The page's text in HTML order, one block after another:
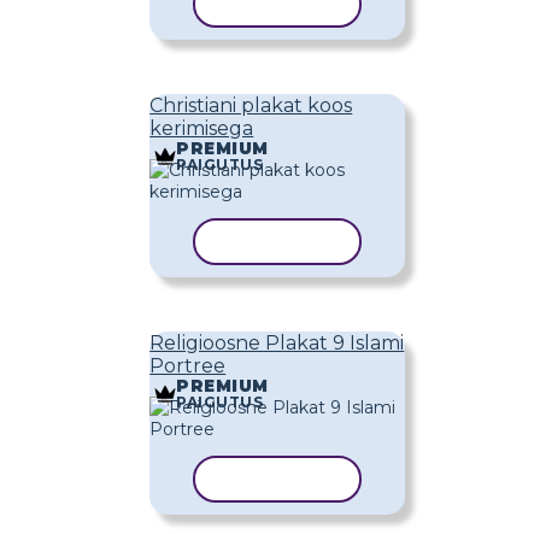
Christiani plakat koos
kerimisega
PREMIUM
PAIGUTUS
Religioosne Plakat 9 Islami
Portree
PREMIUM
PAIGUTUS